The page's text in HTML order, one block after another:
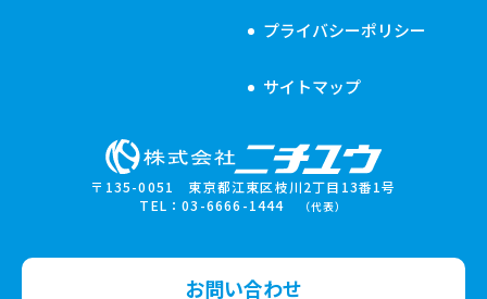
〒135-0051 東京都江東区枝川2丁目13番1号
TEL：03-6666-1444
（代表）
プライバシーポリシー
サイトマップ
お問い合わせ